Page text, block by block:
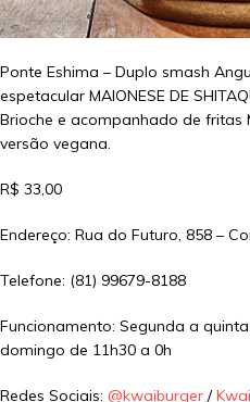
Ponte Eshima – Duplo smash
espetacular MAIONESE DE
Brioche e acompanhado de fritas
versão vegana.
R$ 33,00
Endereço: Rua do Futuro, 858 –
Telefone: (81) 99679-8188
Funcionamento: Segunda a
domingo de 11h30 a 0h
Redes Sociais: @kwaiburger /